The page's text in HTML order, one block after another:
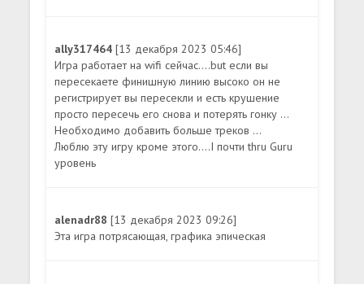
ally317464[13 декабря 2023 05:46]
Игра работает на wifi сейчас....but если вы
пересекаете финишную линию высоко он не
регистрирует вы пересекли и есть крушение
просто пересечь его снова и потерять гонку ...
Необходимо добавить больше треков ...
Люблю эту игру кроме этого....I почти thru Guru
уровень
alenadr88[13 декабря 2023 09:26]
Эта игра потрясающая, графика эпическая